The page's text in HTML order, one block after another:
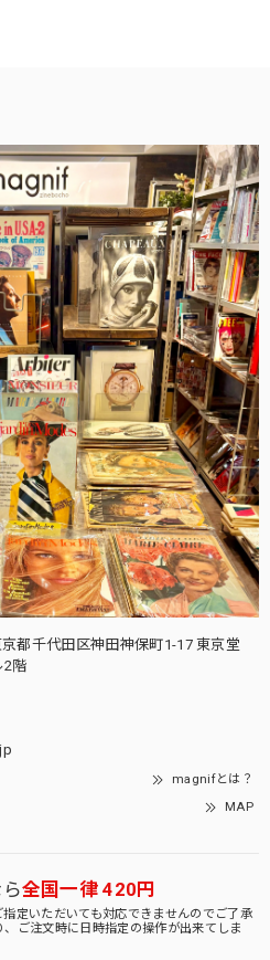
都千代田区神田神保町1-17 東京堂
2階
magnifとは？
MAP
全国一律 420円
定いただいても対応できませんのでご了承
ご注文時に日時指定の操作が出来てしま